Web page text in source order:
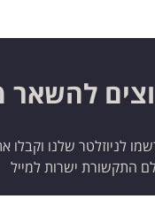
להשאר
לניוזלטר שלנו
התקשורת ישרות למייל